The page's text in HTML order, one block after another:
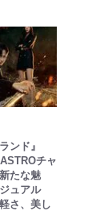
ンド』
チャ
たな魅
ュアル
さ、美し